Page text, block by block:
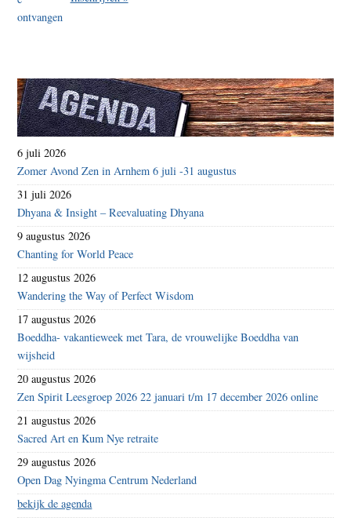
6 juli 2026
Zomer Avond Zen in Arnhem 6 juli -31 augustus
31 juli 2026
Dhyana & Insight – Reevaluating Dhyana
9 augustus 2026
Chanting for World Peace
12 augustus 2026
Wandering the Way of Perfect Wisdom
17 augustus 2026
Boeddha- vakantieweek met Tara, de vrouwelijke Boeddha van
wijsheid
20 augustus 2026
Zen Spirit Leesgroep 2026 22 januari t/m 17 december 2026 online
21 augustus 2026
Sacred Art en Kum Nye retraite
29 augustus 2026
Open Dag Nyingma Centrum Nederland
bekijk de agenda